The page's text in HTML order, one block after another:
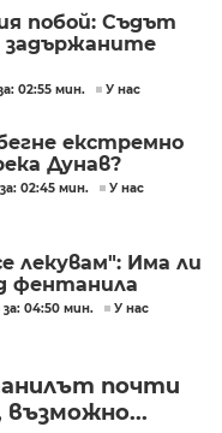
побой: Съдът
задържаните
02:55 мин. У нас
екстремно
Дунав?
02:45 мин. У нас
лекувам": Има ли
фентанила
04:50 мин. У нас
почти
възможно...